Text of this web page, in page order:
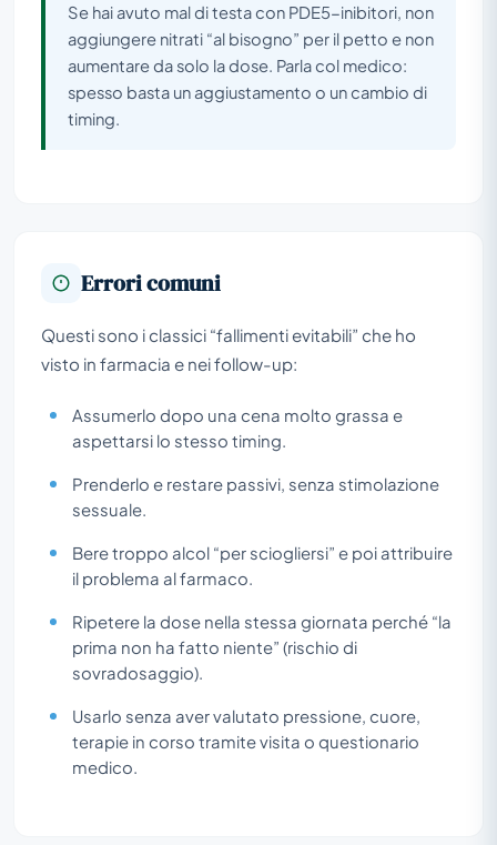
Se hai avuto mal di testa con PDE5-inibitori, non
aggiungere nitrati “al bisogno” per il petto e non
aumentare da solo la dose. Parla col medico:
spesso basta un aggiustamento o un cambio di
timing.
Errori comuni
Questi sono i classici “fallimenti evitabili” che ho
visto in farmacia e nei follow-up:
Assumerlo dopo una cena molto grassa e
aspettarsi lo stesso timing.
Prenderlo e restare passivi, senza stimolazione
sessuale.
Bere troppo alcol “per sciogliersi” e poi attribuire
il problema al farmaco.
Ripetere la dose nella stessa giornata perché “la
prima non ha fatto niente” (rischio di
sovradosaggio).
Usarlo senza aver valutato pressione, cuore,
terapie in corso tramite visita o questionario
medico.